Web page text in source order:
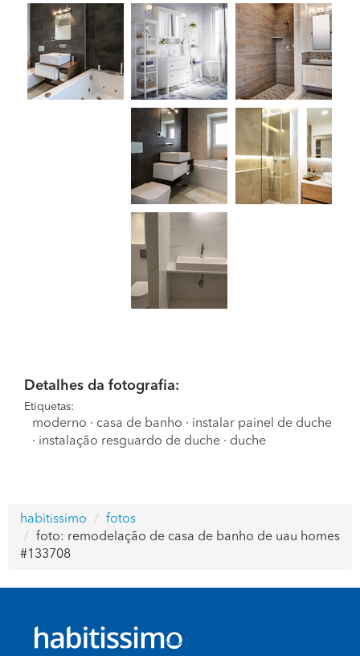
Detalhes da fotografia:
Etiquetas:
moderno · casa de banho · instalar painel de duche
· instalação resguardo de duche · duche
habitissimo
fotos
foto: remodelação de casa de banho de uau homes
#133708